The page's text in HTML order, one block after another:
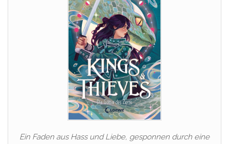
Ein Faden aus Hass und Liebe, gesponnen durch eine